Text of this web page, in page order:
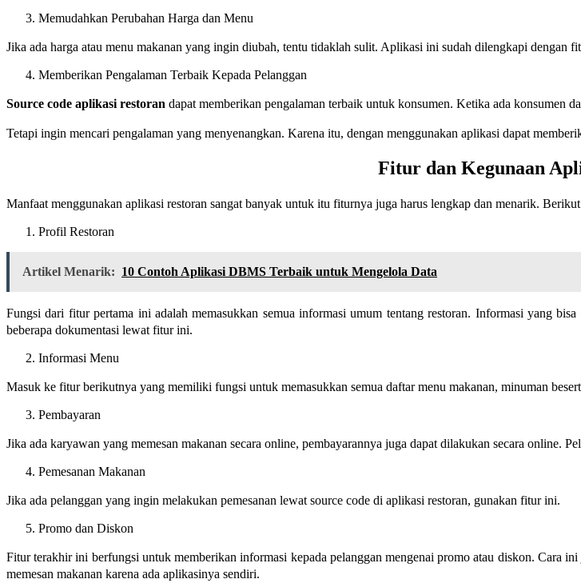
Memudahkan Perubahan Harga dan Menu
Jika ada harga atau menu makanan yang ingin diubah, tentu tidaklah sulit. Aplikasi ini sudah dilengkapi dengan
Memberikan Pengalaman Terbaik Kepada Pelanggan
Source code aplikasi restoran dapat memberikan pengalaman terbaik untuk konsumen. Ketika ada konsumen
Tetapi ingin mencari pengalaman yang menyenangkan. Karena itu, dengan menggunakan aplikasi dapat
Fitur dan Kegunaan
Manfaat menggunakan aplikasi restoran sangat banyak untuk itu fiturnya juga harus lengkap dan menarik.
Profil Restoran
Artikel Menarik: 10 Contoh Aplikasi DBMS Terbaik untuk Mengelola Data
Fungsi dari fitur pertama ini adalah memasukkan semua informasi umum tentang restoran. Informasi yang
beberapa dokumentasi lewat fitur ini.
Informasi Menu
Masuk ke fitur berikutnya yang memiliki fungsi untuk memasukkan semua daftar menu makanan, minuman
Pembayaran
Jika ada karyawan yang memesan makanan secara online, pembayarannya juga dapat dilakukan secara online.
Pemesanan Makanan
Jika ada pelanggan yang ingin melakukan pemesanan lewat source code di aplikasi restoran, gunakan fitur ini.
Promo dan Diskon
Fitur terakhir ini berfungsi untuk memberikan informasi kepada pelanggan mengenai promo atau diskon. Cara
memesan makanan karena ada aplikasinya sendiri.